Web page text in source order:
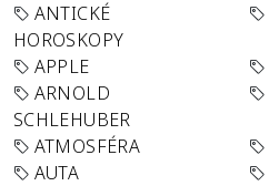
ANTICKÉ
HOROSKOPY
APPLE
ARNOLD
SCHLEHUBER
ATMOSFÉRA
AUTA